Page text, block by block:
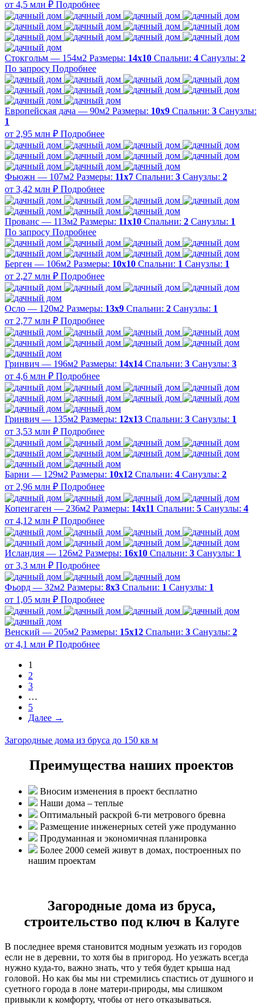
от 4,5 млн ₽ Подробнее
Стокгольм — 154м2 Размеры: 14х10 Спальни: 4 Санузлы: 2
По запросу Подробнее
Европейская дача — 90м2 Размеры: 10х9 Спальни: 3 Санузлы:
1
от 2,95 млн ₽ Подробнее
Фьюжн — 107м2 Размеры: 11х7 Спальни: 3 Санузлы: 2
от 3,42 млн ₽ Подробнее
Прованс — 113м2 Размеры: 11х10 Спальни: 2 Санузлы: 1
По запросу Подробнее
Берген — 106м2 Размеры: 10х10 Спальни: 1 Санузлы: 1
от 2,27 млн ₽ Подробнее
Осло — 120м2 Размеры: 13х9 Спальни: 2 Санузлы: 1
от 2,77 млн ₽ Подробнее
Гринвич — 196м2 Размеры: 14х14 Спальни: 3 Санузлы: 3
от 4,6 млн ₽ Подробнее
Гринвич — 135м2 Размеры: 12х13 Спальни: 3 Санузлы: 1
от 3,53 млн ₽ Подробнее
Барни — 129м2 Размеры: 10х12 Спальни: 4 Санузлы: 2
от 2,96 млн ₽ Подробнее
Копенгаген — 236м2 Размеры: 14х11 Спальни: 5 Санузлы: 4
от 4,12 млн ₽ Подробнее
Исландия — 126м2 Размеры: 16х10 Спальни: 3 Санузлы: 1
от 3,3 млн ₽ Подробнее
Фьорд — 32м2 Размеры: 8х3 Спальни: 1 Санузлы: 1
от 1,05 млн ₽ Подробнее
Венский — 205м2 Размеры: 15х12 Спальни: 3 Санузлы: 2
от 4,1 млн ₽ Подробнее
1
2
3
…
5
Далее →
Загородные дома из бруса до 150 кв м
Преимущества наших проектов
Вносим изменения в проект бесплатно
Наши дома – теплые
Оптимальный раскрой 6-ти метрового бревна
Размещение инженерных сетей уже продуманно
Продуманная и экономичная планировка
Более 2000 семей живут в домах, построенных по
нашим проектам
Загородные дома из бруса,
строительство под ключ в Калуге
В последнее время становится модным уезжать из городов
если не в деревни, то хотя бы в пригород. Но уезжать всегда
нужно куда-то, важно знать, что у тебя будет крыша над
головой. Но как бы мы ни стремились спастись от душного и
суетного города в лоне матери-природы, мы слишком
привыкли к комфорту, чтобы от него отказываться.